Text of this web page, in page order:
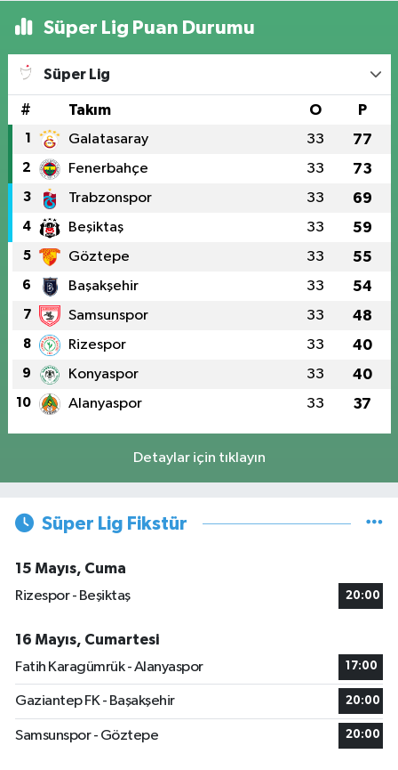
Süper Lig Puan Durumu
Süper Lig
# Takım O P
1 Galatasaray 33 77
2 Fenerbahçe 33 73
3 Trabzonspor 33 69
4 Beşiktaş 33 59
5 Göztepe 33 55
6 Başakşehir 33 54
7 Samsunspor 33 48
8 Rizespor 33 40
9 Konyaspor 33 40
10 Alanyaspor 33 37
Detaylar için tıklayın
Süper Lig Fikstür
15 Mayıs, Cuma
Rizespor - Beşiktaş
20:00
16 Mayıs, Cumartesi
Fatih Karagümrük - Alanyaspor
17:00
Gaziantep FK - Başakşehir 20:00
Samsunspor - Göztepe 20:00